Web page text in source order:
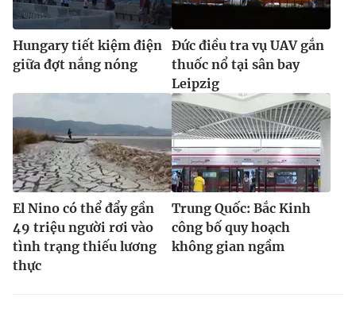
Hungary tiết kiệm điện
giữa đợt nắng nóng
Đức điều tra vụ UAV gắn
thuốc nổ tại sân bay
Leipzig
El Nino có thể đẩy gần
49 triệu người rơi vào
tình trạng thiếu lương
thực
Trung Quốc: Bắc Kinh
công bố quy hoạch
không gian ngầm